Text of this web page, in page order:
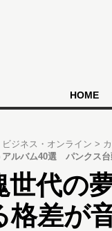
HOME
ジネス・オンライン
ルバム40選 パンクス台
世代の
格差が